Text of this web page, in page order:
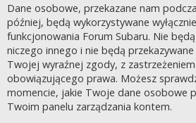
Dane osobowe, przekazane nam
później, będą wykorzystywane
funkcjonowania Forum Subaru. Nie
niczego innego i nie będą
Twojej wyraźnej zgody, z
obowiązującego prawa. Możesz
momencie, jakie Twoje dane osobowe
Twoim panelu zarządzania kontem.